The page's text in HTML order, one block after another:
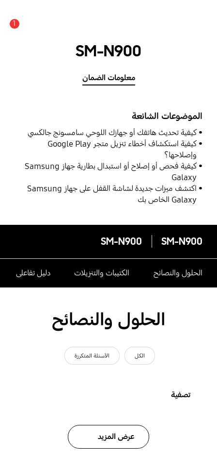
1
SM-N900
معلومات الضمان
الموضوعات الشائعة
كيفية تحديث هاتفك أو جهازك اللوحي سامسونج جالكسي
كيفية استكشاف أخطاء تنزيل متجر Google Play
وإصلاحها؟
كيفية فحص أو إصلاح أو استبدال بطارية جهاز Samsung
Galaxy
اكتشف ميزات جديدة لشاشة القفل على جهاز Samsung
Galaxy الخاص بك
SM-N900
SM-N900
الحلول والنصائح الكتيبات والتنزيلات دليل تفاعلى
الحلول والنصائح
الكل الأسئلة المتكررة
تصفية
عرض المزيد